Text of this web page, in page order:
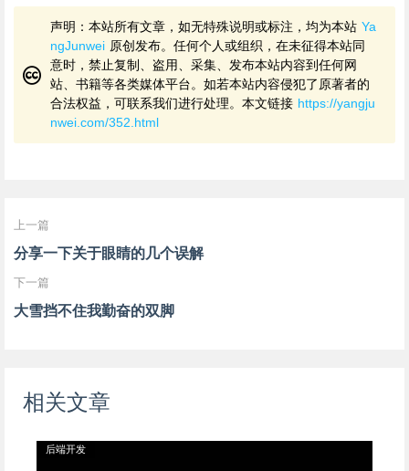
声明：本站所有文章，如无特殊说明或标注，均为本站 Ya
ngJunwei 原创发布。任何个人或组织，在未征得本站同
意时，禁止复制、盗用、采集、发布本站内容到任何网
站、书籍等各类媒体平台。如若本站内容侵犯了原著者的
合法权益，可联系我们进行处理。本文链接 https://yangju
nwei.com/352.html
上一篇
分享一下关于眼睛的几个误解
下一篇
大雪挡不住我勤奋的双脚
相关文章
后端开发